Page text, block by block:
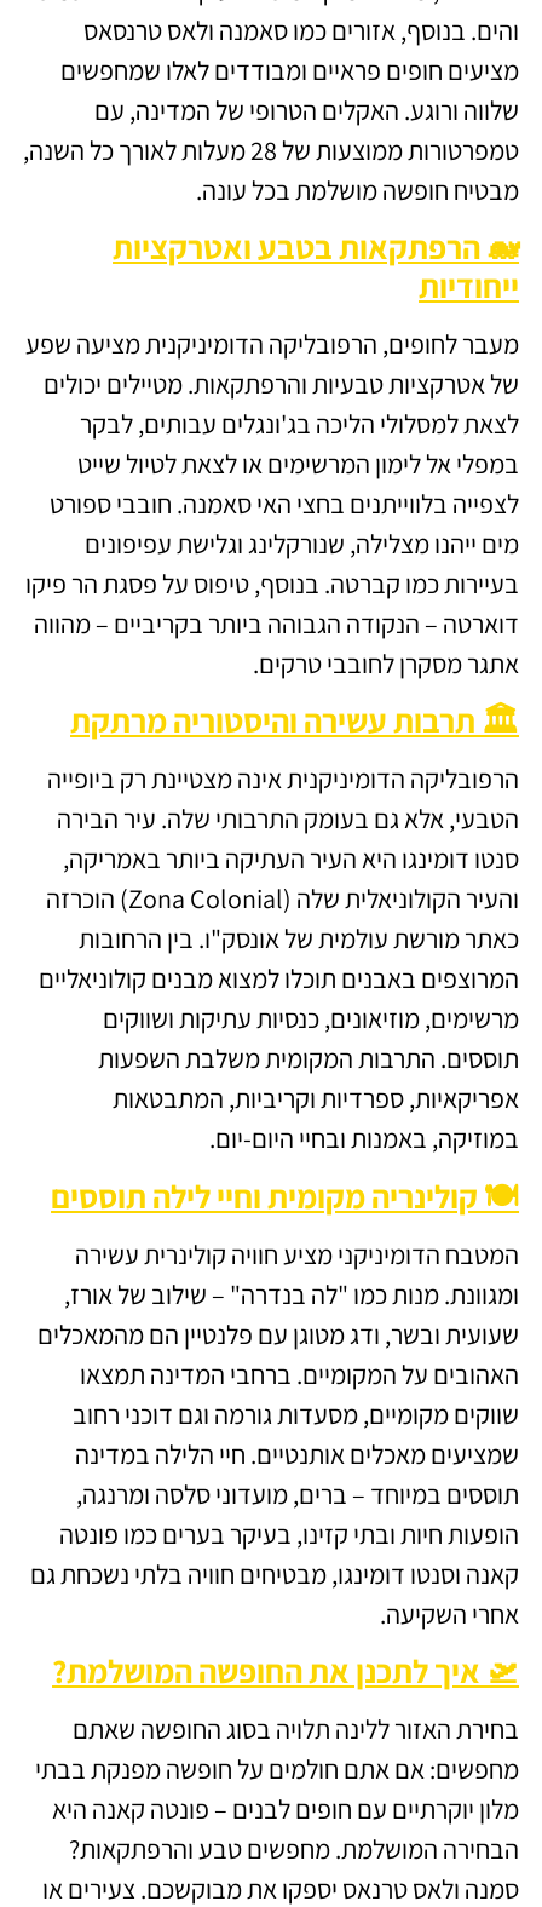
והים. בנוסף, אזורים כמו סאמנה ולאס טרנסאס
מציעים חופים פראיים ומבודדים לאלו שמחפשים
שלווה ורוגע. האקלים הטרופי של המדינה, עם
טמפרטורות ממוצעות של 28 מעלות לאורך כל השנה,
מבטיח חופשה מושלמת בכל עונה.
🐋 הרפתקאות בטבע ואטרקציות
ייחודיות
מעבר לחופים, הרפובליקה הדומיניקנית מציעה שפע
של אטרקציות טבעיות והרפתקאות. מטיילים יכולים
לצאת למסלולי הליכה בג'ונגלים עבותים, לבקר
במפלי אל לימון המרשימים או לצאת לטיול שייט
לצפייה בלווייתנים בחצי האי סאמנה. חובבי ספורט
מים ייהנו מצלילה, שנורקלינג וגלישת עפיפונים
בעיירות כמו קברטה. בנוסף, טיפוס על פסגת הר פיקו
דוארטה – הנקודה הגבוהה ביותר בקריביים – מהווה
אתגר מסקרן לחובבי טרקים.
🏛️ תרבות עשירה והיסטוריה מרתקת
הרפובליקה הדומיניקנית אינה מצטיינת רק ביופייה
הטבעי, אלא גם בעומק התרבותי שלה. עיר הבירה
סנטו דומינגו היא העיר העתיקה ביותר באמריקה,
והעיר הקולוניאלית שלה (Zona Colonial) הוכרזה
כאתר מורשת עולמית של אונסק"ו. בין הרחובות
המרוצפים באבנים תוכלו למצוא מבנים קולוניאליים
מרשימים, מוזיאונים, כנסיות עתיקות ושווקים
תוססים. התרבות המקומית משלבת השפעות
אפריקאיות, ספרדיות וקריביות, המתבטאות
במוזיקה, באמנות ובחיי היום-יום.
🍽️ קולינריה מקומית וחיי לילה תוססים
המטבח הדומיניקני מציע חוויה קולינרית עשירה
ומגוונת. מנות כמו "לה בנדרה" – שילוב של אורז,
שעועית ובשר, ודג מטוגן עם פלנטיין הם מהמאכלים
האהובים על המקומיים. ברחבי המדינה תמצאו
שווקים מקומיים, מסעדות גורמה וגם דוכני רחוב
שמציעים מאכלים אותנטיים. חיי הלילה במדינה
תוססים במיוחד – ברים, מועדוני סלסה ומרנגה,
הופעות חיות ובתי קזינו, בעיקר בערים כמו פונטה
קאנה וסנטו דומינגו, מבטיחים חוויה בלתי נשכחת גם
אחרי השקיעה.
🛫 איך לתכנן את החופשה המושלמת?
בחירת האזור ללינה תלויה בסוג החופשה שאתם
מחפשים: אם אתם חולמים על חופשה מפנקת בבתי
מלון יוקרתיים עם חופים לבנים – פונטה קאנה היא
הבחירה המושלמת. מחפשים טבע והרפתקאות?
סמנה ולאס טרנאס יספקו את מבוקשכם. צעירים או